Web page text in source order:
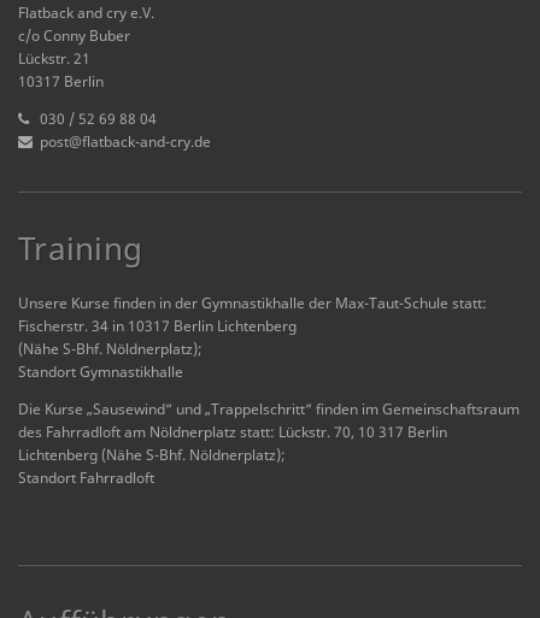
Flatback and cry e.V.
c/o Conny Buber
Lückstr. 21
10317 Berlin
030 / 52 69 88 04
post@flatback-and-cry.de
Training
Unsere Kurse finden in der Gymnastikhalle der Max-Taut-Schule statt:
Fischerstr. 34 in 10317 Berlin Lichtenberg
(Nähe S-Bhf. Nöldnerplatz);
Standort Gymnastikhalle
Die Kurse „Sausewind“ und „Trappelschritt“ finden im Gemeinschaftsraum
des Fahrradloft am Nöldnerplatz statt: Lückstr. 70, 10 317 Berlin
Lichtenberg (Nähe S-Bhf. Nöldnerplatz);
Standort Fahrradloft